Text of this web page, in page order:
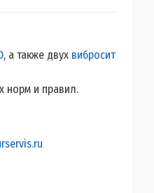
, а также двух вибросит
норм и правил.